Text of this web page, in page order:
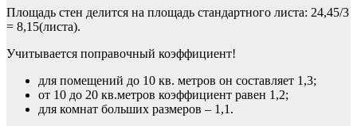
Площадь стен делится на площадь стандартного листа: 24,45/3
= 8,15(листа).
Учитывается поправочный коэффициент!
для помещений до 10 кв. метров он составляет 1,3;
от 10 до 20 кв.метров коэффициент равен 1,2;
для комнат больших размеров – 1,1.